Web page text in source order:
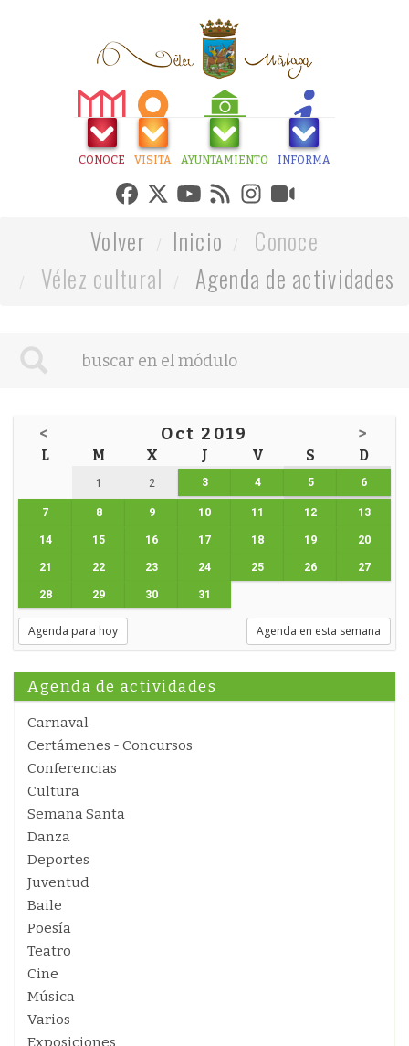
CONOCE VISITA AYUNTAMIENTO INFORMA
Volver Inicio
Conoce
Vélez cultural
Agenda de actividades
< Oct 2019 >
L M X J V S D
1 2 3 4 5 6
7 8 9 10 11 12 13
14 15 16 17 18 19 20
21 22 23 24 25 26 27
28 29 30 31
Agenda para hoy Agenda en esta semana
Agenda de actividades
Carnaval
Certámenes - Concursos
Conferencias
Cultura
Semana Santa
Danza
Deportes
Juventud
Baile
Poesía
Teatro
Cine
Música
Varios
Exposiciones